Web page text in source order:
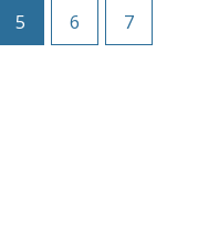
5 6 7